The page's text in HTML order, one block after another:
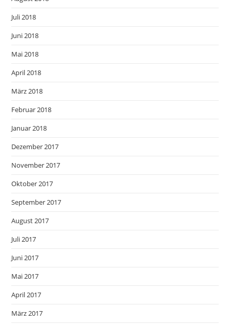
Juli 2018
Juni 2018
Mai 2018
April 2018
März 2018
Februar 2018
Januar 2018
Dezember 2017
November 2017
Oktober 2017
September 2017
August 2017
Juli 2017
Juni 2017
Mai 2017
April 2017
März 2017